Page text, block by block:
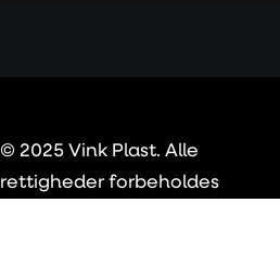
© 2025 Vink Plast. Alle
rettigheder forbeholdes